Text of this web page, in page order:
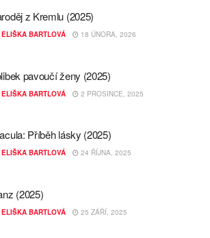
z Kremlu (2025)
ELIŠKA BARTLOVÁ 18 ÚNORA, 2026
pavoučí ženy (2025)
ELIŠKA BARTLOVÁ 2 PROSINCE, 2025
Příběh lásky (2025)
ELIŠKA BARTLOVÁ 24 ŘÍJNA, 2025
(2025)
ELIŠKA BARTLOVÁ 25 ZÁŘÍ, 2025